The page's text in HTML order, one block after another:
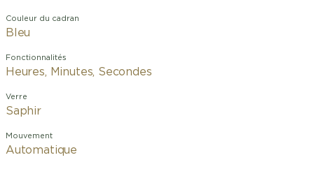
Couleur du cadran
Bleu
Fonctionnalités
Heures, Minutes, Secondes
Verre
Saphir
Mouvement
Automatique